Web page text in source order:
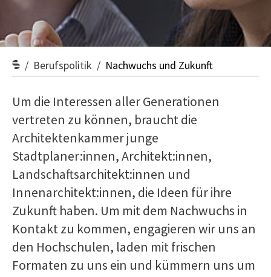
Berufspolitik Nachwuchs und Zukunft
Um die Interessen aller Generationen
vertreten zu können, braucht die
Architekten­kammer junge
Stadtplaner:innen, Architekt:innen,
Landschaftsarchitekt:innen und
Innenarchitekt:innen, die Ideen für ihre
Zukunft haben. Um mit dem Nachwuchs in
Kontakt zu kommen, engagieren wir uns an
den Hochschulen, laden mit frischen
Formaten zu uns ein und kümmern uns um